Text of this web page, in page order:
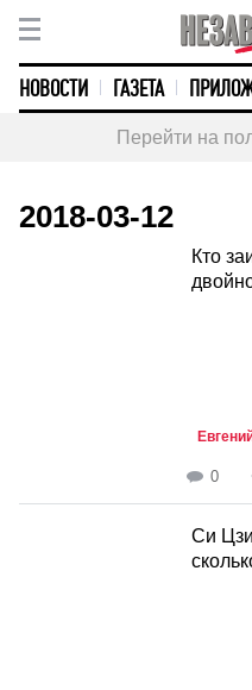
НОВОСТИ ГАЗЕТА
Перейти на
2018-03-12
Кто
0
Си